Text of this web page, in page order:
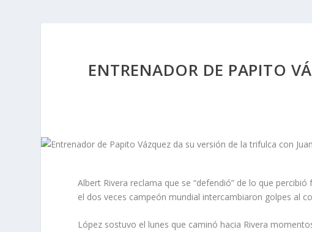
ENTRENADOR DE PAPITO
Albert Rivera reclama que se “defendió” de lo que
el dos veces campeón mundial intercambiaron golpes al
López sostuvo el lunes que caminó hacia Rivera